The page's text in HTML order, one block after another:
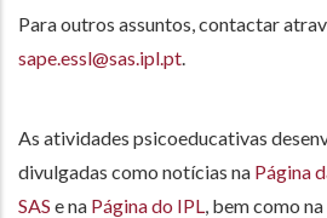
Para outros assuntos, contactar
sape.essl@sas.ipl.pt
As atividades psicoeducativas
divulgadas como notícias na Página
SAS e na Página do IPL , bem como na